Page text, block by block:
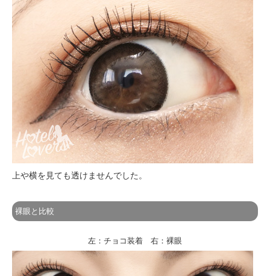
上や横を見ても透けませんでした。
裸眼と比較
左：チョコ装着 右：裸眼